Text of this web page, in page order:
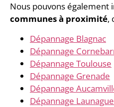
Nous pouvons également
communes à proximité,
Dépannage Blagnac
Dépannage
Dépannage Toulouse
Dépannage Grenade
Dépannage
Dépannage